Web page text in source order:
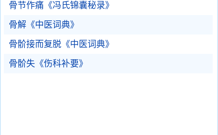
骨节作痛《冯氏锦囊秘录》
骨解《中医词典》
骨骱接而复脱《中医词典》
骨骱失《伤科补要》